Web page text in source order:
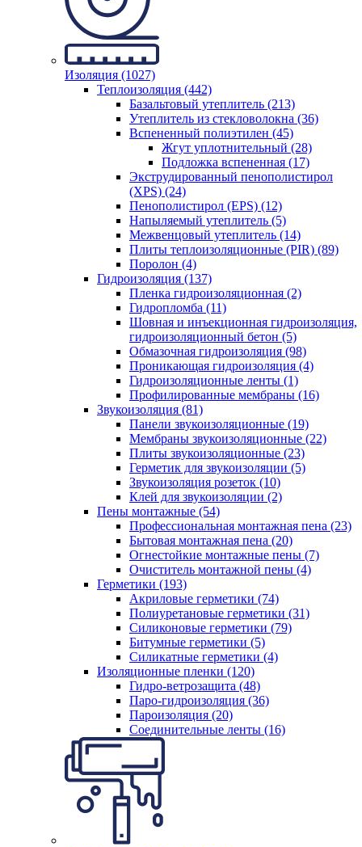
Изоляция (1027)
Теплоизоляция (442)
Базальтовый утеплитель (213)
Утеплитель из стекловолокна (36)
Вспененный полиэтилен (45)
Жгут уплотнительный (28)
Подложка вспененная (17)
Экструдированный пенополистирол
(XPS) (24)
Пенополистирол (EPS) (12)
Напыляемый утеплитель (5)
Межвенцовый утеплитель (14)
Плиты теплоизоляционные (PIR) (89)
Поролон (4)
Гидроизоляция (137)
Пленка гидроизоляционная (2)
Гидропломба (11)
Шовная и инъекционная гидроизоляция,
гидроизоляционный бетон (5)
Обмазочная гидроизоляция (98)
Проникающая гидроизоляция (4)
Гидроизоляционные ленты (1)
Профилированные мембраны (16)
Звукоизоляция (81)
Панели звукоизоляционные (19)
Мембраны звукоизоляционные (22)
Плиты звукоизоляционные (23)
Герметик для звукоизоляции (5)
Звукоизоляция розеток (10)
Клей для звукоизоляции (2)
Пены монтажные (54)
Профессиональная монтажная пена (23)
Бытовая монтажная пена (20)
Огнестойкие монтажные пены (7)
Очиститель монтажной пены (4)
Герметики (193)
Акриловые герметики (74)
Полиуретановые герметики (31)
Силиконовые герметики (79)
Битумные герметики (5)
Силикатные герметики (4)
Изоляционные пленки (120)
Гидро-ветрозащита (48)
Паро-гидроизоляция (36)
Пароизоляция (20)
Соединительные ленты (16)